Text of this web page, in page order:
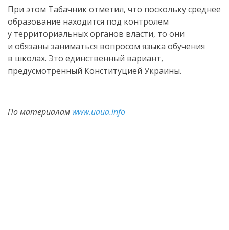
При этом Табачник отметил, что поскольку среднее
образование находится под контролем
у территориальных органов власти, то они
и обязаны заниматься вопросом языка обучения
в школах. Это единственный вариант,
предусмотренный Конституцией Украины.
По материалам www.uaua.info